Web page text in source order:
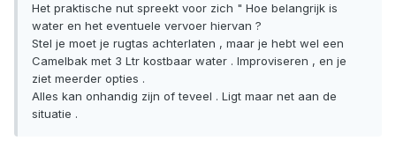
Het praktische nut spreekt voor zich " Hoe belangrijk is
water en het eventuele vervoer hiervan ?
Stel je moet je rugtas achterlaten , maar je hebt wel een
Camelbak met 3 Ltr kostbaar water . Improviseren , en je
ziet meerder opties .
Alles kan onhandig zijn of teveel . Ligt maar net aan de
situatie .